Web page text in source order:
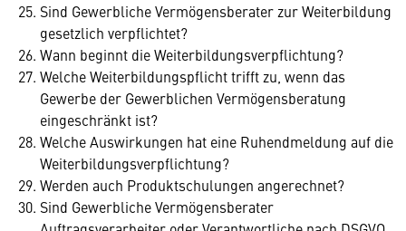
Sind Gewerbliche Vermögensberater zur Weiterbildung
gesetzlich verpflichtet?
Wann beginnt die Weiterbildungsverpflichtung?
Welche Weiterbildungspflicht trifft zu, wenn das
Gewerbe der Gewerblichen Vermögensberatung
eingeschränkt ist?
Welche Auswirkungen hat eine Ruhendmeldung auf die
Weiterbildungsverpflichtung?
Werden auch Produktschulungen angerechnet?
Sind Gewerbliche Vermögensberater